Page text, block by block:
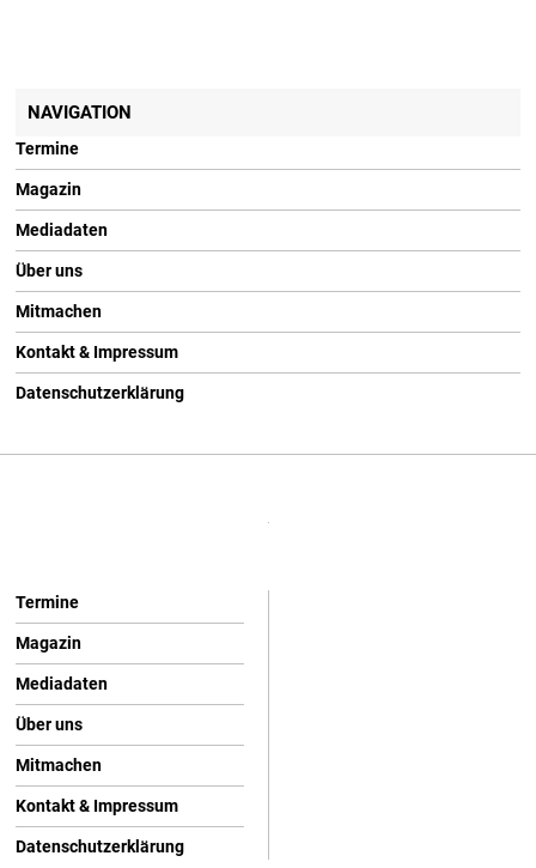
NAVIGATION
Termine
Magazin
Mediadaten
Über uns
Mitmachen
Kontakt & Impressum
Datenschutzerklärung
Termine
Magazin
Mediadaten
Über uns
Mitmachen
Kontakt & Impressum
Datenschutzerklärung